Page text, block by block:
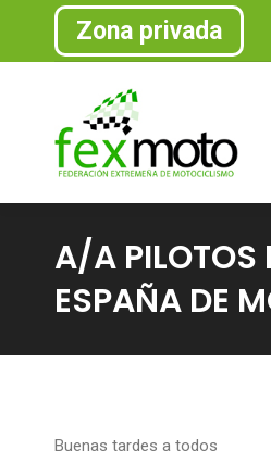
Zona privada
A/A PILOTOS
ESPAÑA DE
Buenas tardes a todos